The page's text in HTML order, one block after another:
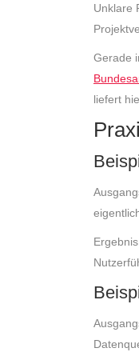
Unklare
Gerade
liefert